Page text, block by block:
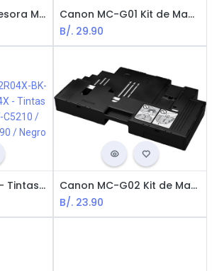
Epson L3250 Impresora Multifunctional EcoTank Injection / WiFi / USB
Canon MC-G01 Kit de Mantenimiento para Maxify para GX7010
B/. 29.90
Epson T942 R04X - Tintas para WorkForce WF-C5210 / C5290 / C5710 / C5790 / Negro
Canon MC-G02 Kit de Mantenimiento para Pixma Serie G2160 / G3160
B/. 23.90